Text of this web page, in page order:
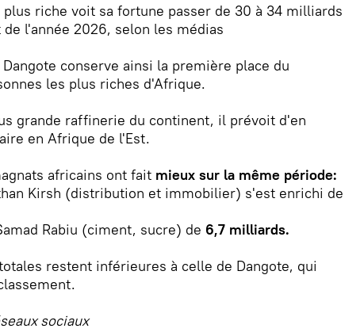
riche voit sa fortune passer de 30 à 34 milliards
de l'année 2026, selon les médias
conserve ainsi la première place du
les plus riches d'Afrique.
grande raffinerie du continent, il prévoit d'en
en Afrique de l'Est.
africains ont fait mieux sur la même période:
Kirsh (distribution et immobilier) s'est enrichi de
Rabiu (ciment, sucre) de 6,7 milliards.
restent inférieures à celle de Dangote, qui
sociaux